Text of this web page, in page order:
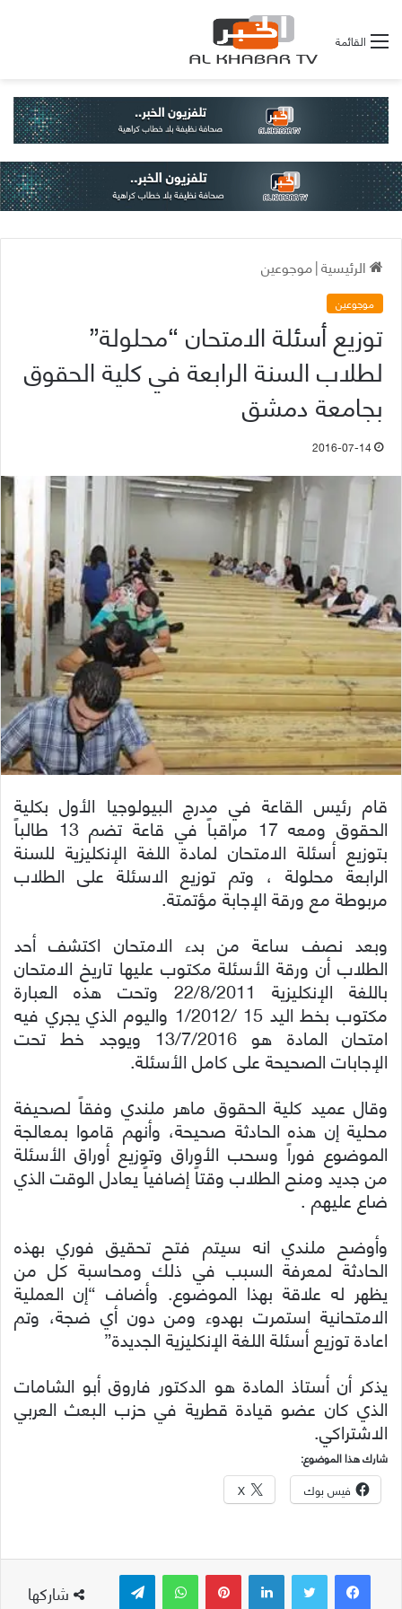
القائمة
الرئيسية|موجوعين
موجوعين
توزيع أسئلة الامتحان “محلولة”
لطلاب السنة الرابعة في كلية الحقوق
بجامعة دمشق
2016-07-14
قام رئيس القاعة في مدرج البيولوجيا الأول بكلية
الحقوق ومعه 17 مراقباً في قاعة تضم 13 طالباً
بتوزيع أسئلة الامتحان لمادة اللغة الإنكليزية للسنة
الرابعة محلولة ، وتم توزيع الاسئلة على الطلاب
مربوطة مع ورقة الإجابة مؤتمتة.
وبعد نصف ساعة من بدء الامتحان اكتشف أحد
الطلاب أن ورقة الأسئلة مكتوب عليها تاريخ الامتحان
باللغة الإنكليزية 22/8/2011 وتحت هذه العبارة
مكتوب بخط اليد 15 /1/2012 واليوم الذي يجري فيه
امتحان المادة هو 13/7/2016 ويوجد خط تحت
الإجابات الصحيحة على كامل الأسئلة.
وقال عميد كلية الحقوق ماهر ملندي وفقاً لصحيفة
محلية إن هذه الحادثة صحيحة، وأنهم قاموا بمعالجة
الموضوع فوراً وسحب الأوراق وتوزيع أوراق الأسئلة
من جديد ومنح الطلاب وقتاً إضافياً يعادل الوقت الذي
ضاع عليهم .
وأوضح ملندي انه سيتم فتح تحقيق فوري بهذه
الحادثة لمعرفة السبب في ذلك ومحاسبة كل من
يظهر له علاقة بهذا الموضوع. وأضاف “إن العملية
الامتحانية استمرت بهدوء ومن دون أي ضجة، وتم
اعادة توزيع أسئلة اللغة الإنكليزية الجديدة”
يذكر أن أستاذ المادة هو الدكتور فاروق أبو الشامات
الذي كان عضو قيادة قطرية في حزب البعث العربي
الاشتراكي.
شارك هذا الموضوع:
فيس بوك X
شاركها
لينكدإن بينتيريست واتساب